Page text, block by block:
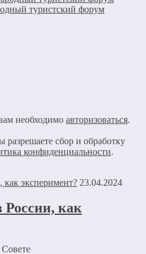
туристский форум
необходимо авторизоваться.
сбор и обработку
конфиденциальности.
23.04.2024
как